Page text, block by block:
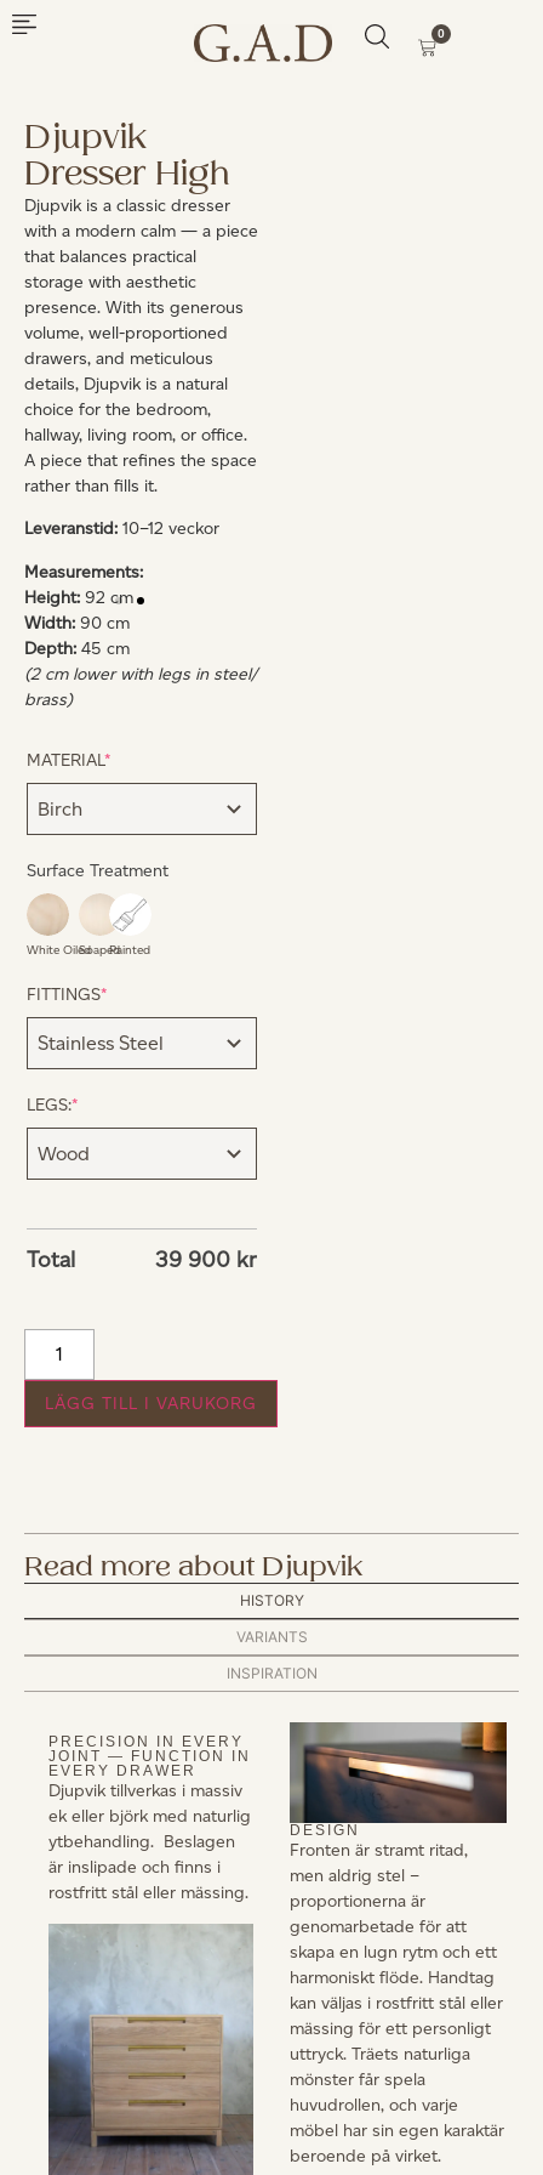
0
Djupvik
Dresser High
Djupvik is a classic dresser
with a modern calm — a piece
that balances practical
storage with aesthetic
presence. With its generous
volume, well-proportioned
drawers, and meticulous
details, Djupvik is a natural
choice for the bedroom,
hallway, living room, or office.
A piece that refines the space
rather than fills it.
Leveranstid: 10–12 veckor
Measurements:
Height: 92 cm
Width: 90 cm
Depth: 45 cm
(2 cm lower with legs in steel/
brass)
MATERIAL*
Surface Treatment
White OiledSoapedPainted
FITTINGS*
LEGS:*
Total 39 900 kr
LÄGG TILL I VARUKORG
Read more about Djupvik
HISTORY
VARIANTS
INSPIRATION
PRECISION IN EVERY
JOINT — FUNCTION IN
EVERY DRAWER
Djupvik tillverkas i massiv
ek eller björk med naturlig
ytbehandling. Beslagen
är inslipade och finns i
rostfritt stål eller mässing.
DESIGN
Fronten är stramt ritad,
men aldrig stel –
proportionerna är
genomarbetade för att
skapa en lugn rytm och ett
harmoniskt flöde. Handtag
kan väljas i rostfritt stål eller
mässing för ett personligt
uttryck. Träets naturliga
mönster får spela
huvudrollen, och varje
möbel har sin egen karaktär
beroende på virket.